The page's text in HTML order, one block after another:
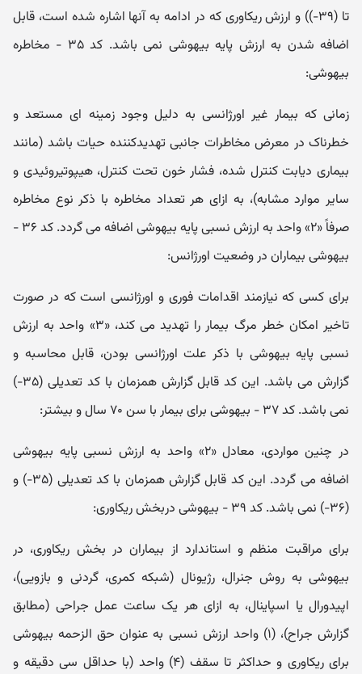
تا (۳۹-)) و ارزش ریکاوری که در ادامه به آنها اشاره شده است، قابل
اضافه شدن به ارزش پایه بیهوشی نمی باشد. کد ۳۵ - مخاطره
بیهوشی:
زمانی که بیمار غیر اورژانسی به دلیل وجود زمینه ای مستعد و
خطرناک در معرض مخاطرات جانبی تهدیدکننده حیات باشد (مانند
بیماری دیابت کنترل شده، فشار خون تحت کنترل، هیپوتیروئیدی و
سایر موارد مشابه)، به ازای هر تعداد مخاطره با ذکر نوع مخاطره
صرفاً «۲» واحد به ارزش نسبی پایه بیهوشی اضافه می گردد. کد ۳۶ -
بیهوشی بیماران در وضعیت اورژانس:
برای کسی که نیازمند اقدامات فوری و اورژانسی است که در صورت
تاخیر امکان خطر مرگ بیمار را تهدید می کند، «۳» واحد به ارزش
نسبی پایه بیهوشی با ذکر علت اورژانسی بودن، قابل محاسبه و
گزارش می باشد. این کد قابل گزارش همزمان با کد تعدیلی (۳۵-)
نمی باشد. کد ۳۷ - بیهوشی برای بیمار با سن ۷۰ سال و بیشتر:
در چنین مواردی، معادل «۲» واحد به ارزش نسبی پایه بیهوشی
اضافه می گردد. این کد قابل گزارش همزمان با کد تعدیلی (۳۵-) و
(۳۶-) نمی باشد. کد ۳۹ - بیهوشی دربخش ریکاوری:
برای مراقبت منظم و استاندارد از بیماران در بخش ریکاوری، در
بیهوشی به روش جنرال، رژیونال (شبکه کمری، گردنی و بازویی)،
اپیدورال یا اسپاینال، به ازای هر یک ساعت عمل جراحی (مطابق
گزارش جراح)، (۱) واحد ارزش نسبی به عنوان حق الزحمه بیهوشی
برای ریکاوری و حداکثر تا سقف (۴) واحد (با حداقل سی دقیقه و